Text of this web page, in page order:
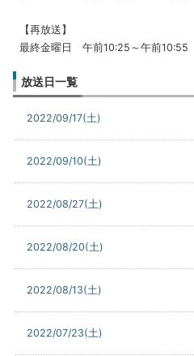
【再放送】
最終金曜日 午前10:25～午前10:55
放送日一覧
2022/09/17(土)
2022/09/10(土)
2022/08/27(土)
2022/08/20(土)
2022/08/13(土)
2022/07/23(土)